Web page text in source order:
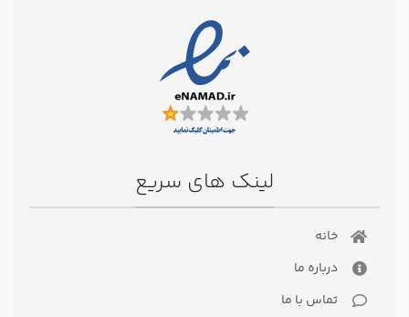
لینک های سریع
خانه
درباره ما
تماس با ما